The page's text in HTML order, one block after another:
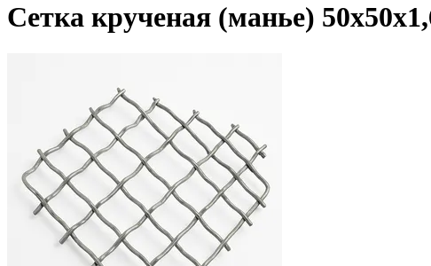
Сетка крученая (манье)